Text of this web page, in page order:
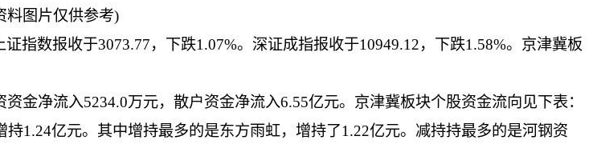
料图片仅供参考)
指数报收于3073.77，下跌1.07%。深证成指报收于10949.12，下跌1.58%。京津冀板
金净流入5234.0万元，散户资金净流入6.55亿元。京津冀板块个股资金流向见下表：
1.24亿元。其中增持最多的是东方雨虹，增持了1.22亿元。减持持最多的是河钢资